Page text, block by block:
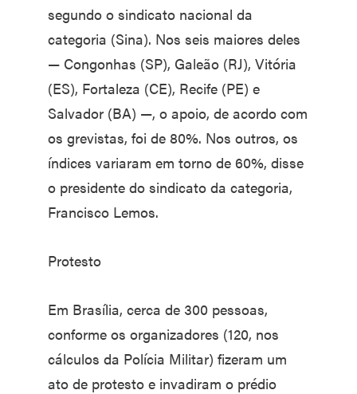
segundo o sindicato nacional da
categoria (Sina). Nos seis maiores deles
— Congonhas (SP), Galeão (RJ), Vitória
(ES), Fortaleza (CE), Recife (PE) e
Salvador (BA) —, o apoio, de acordo com
os grevistas, foi de 80%. Nos outros, os
índices variaram em torno de 60%, disse
o presidente do sindicato da categoria,
Francisco Lemos.
Protesto
Em Brasília, cerca de 300 pessoas,
conforme os organizadores (120, nos
cálculos da Polícia Militar) fizeram um
ato de protesto e invadiram o prédio